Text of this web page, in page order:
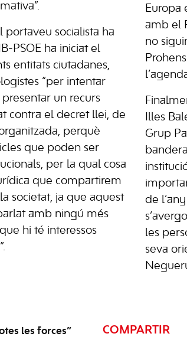
portaveu socialista ha
PSOE ha iniciat el
entitats ciutadanes,
“per intentar
un recurs
contra el decret llei, de
perquè
que poden ser
per la qual cosa
que compartirem
societat, ja que aquest
amb ningú més
hi té interessos
Europa
amb el
no
Illes
Grup
de
les
seva
les forces”
COMPARTIR